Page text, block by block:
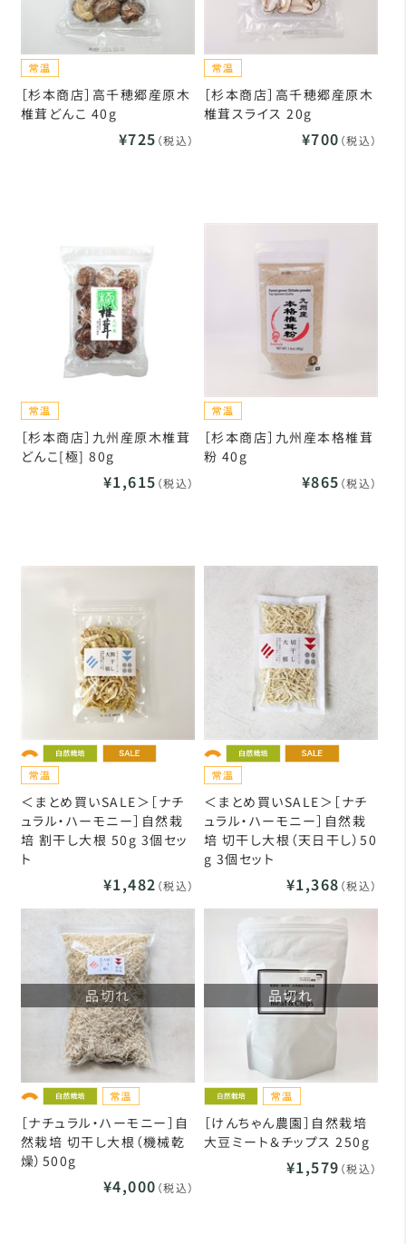
［杉本商店］高千穂郷産原木
椎茸どんこ 40g
¥725 （税込）
［杉本商店］高千穂郷産原木
椎茸スライス 20g
¥700 （税込）
［杉本商店］九州産原木椎茸
どんこ[極] 80g
¥1,615 （税込）
［杉本商店］九州産本格椎茸
粉 40g
¥865 （税込）
＜まとめ買いSALE＞［ナチ
ュラル・ハーモニー］自然栽
培 割干し大根 50g 3個セッ
ト
¥1,482 （税込）
＜まとめ買いSALE＞［ナチ
ュラル・ハーモニー］自然栽
培 切干し大根（天日干し）50
g 3個セット
¥1,368 （税込）
品切れ
［ナチュラル・ハーモニー］自
然栽培 切干し大根（機械乾
燥）500g
¥4,000 （税込）
品切れ
［けんちゃん農園］自然栽培
大豆ミート＆チップス 250g
¥1,579 （税込）